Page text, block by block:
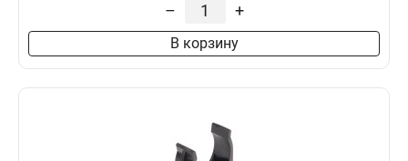
– +
В корзину